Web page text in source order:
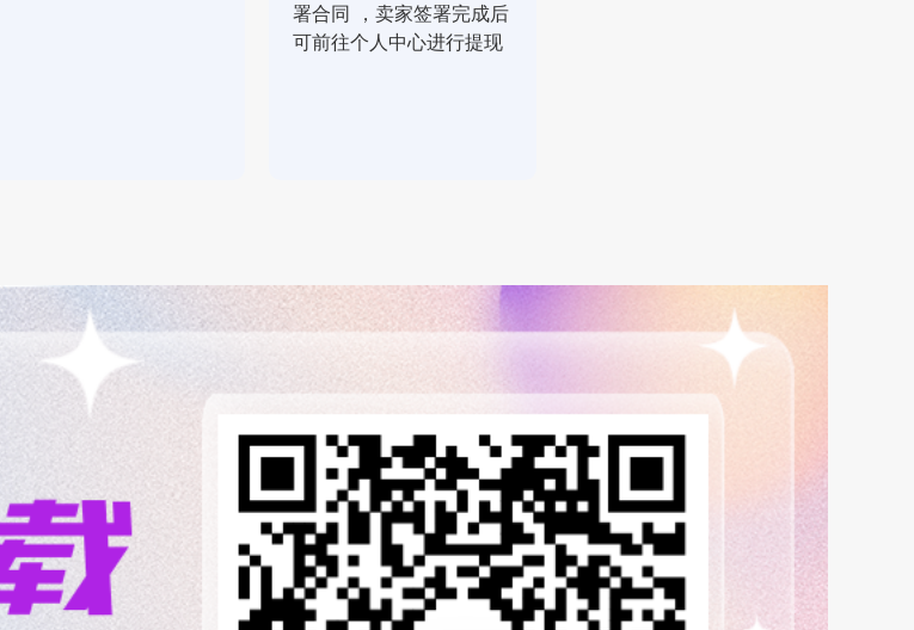
署合同 ，卖家签署完成后
可前往个人中心进行提现